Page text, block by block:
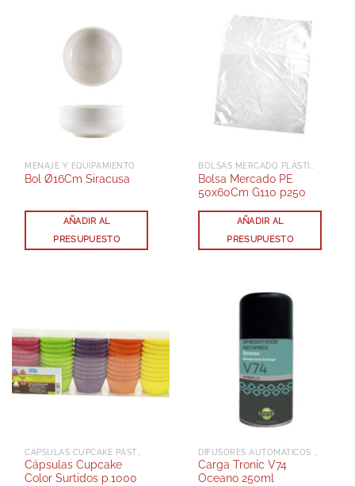
MENAJE Y EQUIPAMIENTO
Bol Ø16Cm Siracusa
AÑADIR AL
PRESUPUESTO
Bolsa Mercado PE
50x60Cm G110 p250
AÑADIR AL
PRESUPUESTO
Cápsulas Cupcake
Color Surtidos p.1000
Carga Tronic V74
Oceano 250ml